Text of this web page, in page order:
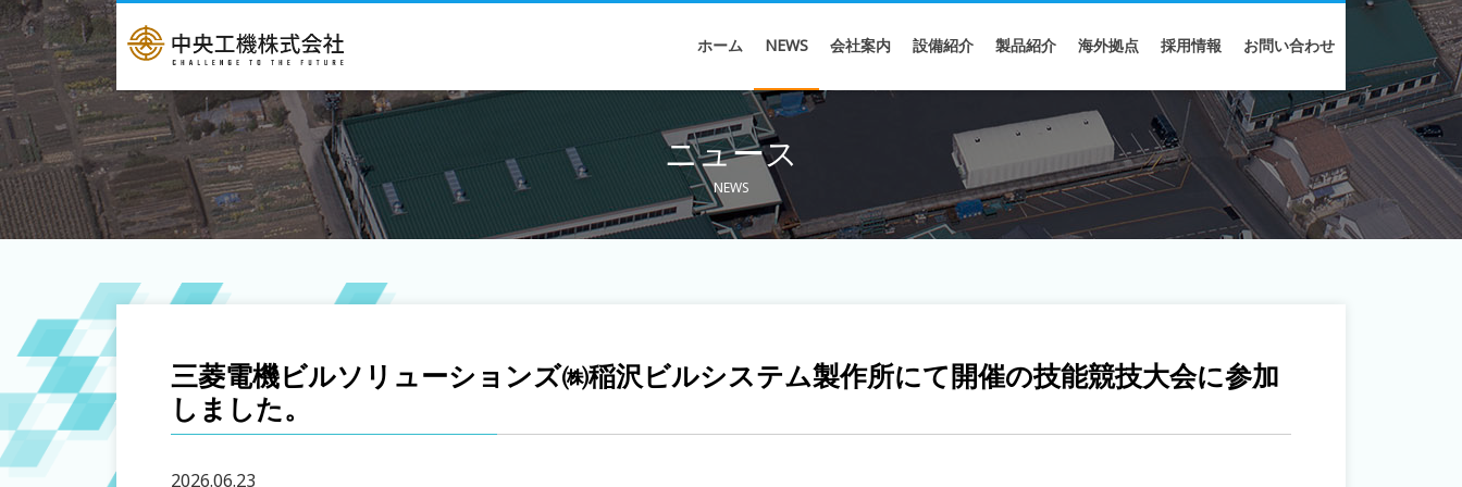
ホーム NEWS 会社案内 設備紹介 製品紹介 海外拠点 採用情報 お問い合わせ
ニュース
NEWS
三菱電機ビルソリューションズ㈱稲沢ビルシステム製作所にて開催の技能競技大会に参加
しました。
2026.06.23